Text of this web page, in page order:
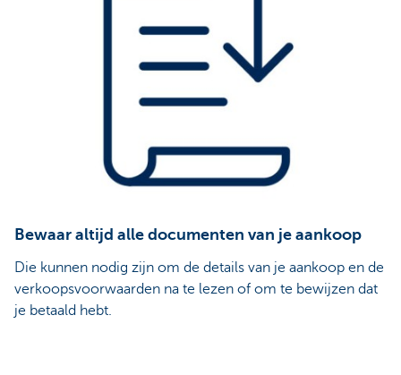
Bewaar altijd alle documenten van je aankoop
Die kunnen nodig zijn om de details van je aankoop en de
verkoopsvoorwaarden na te lezen of om te bewijzen dat
je betaald hebt.